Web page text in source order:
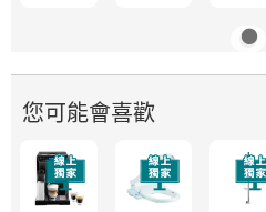
您可能會喜歡